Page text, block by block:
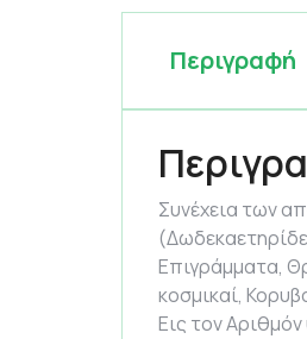
Περιγραφή
Συνέχεια των
Επιγράμματα,
κοσμικαί,
Εις τον